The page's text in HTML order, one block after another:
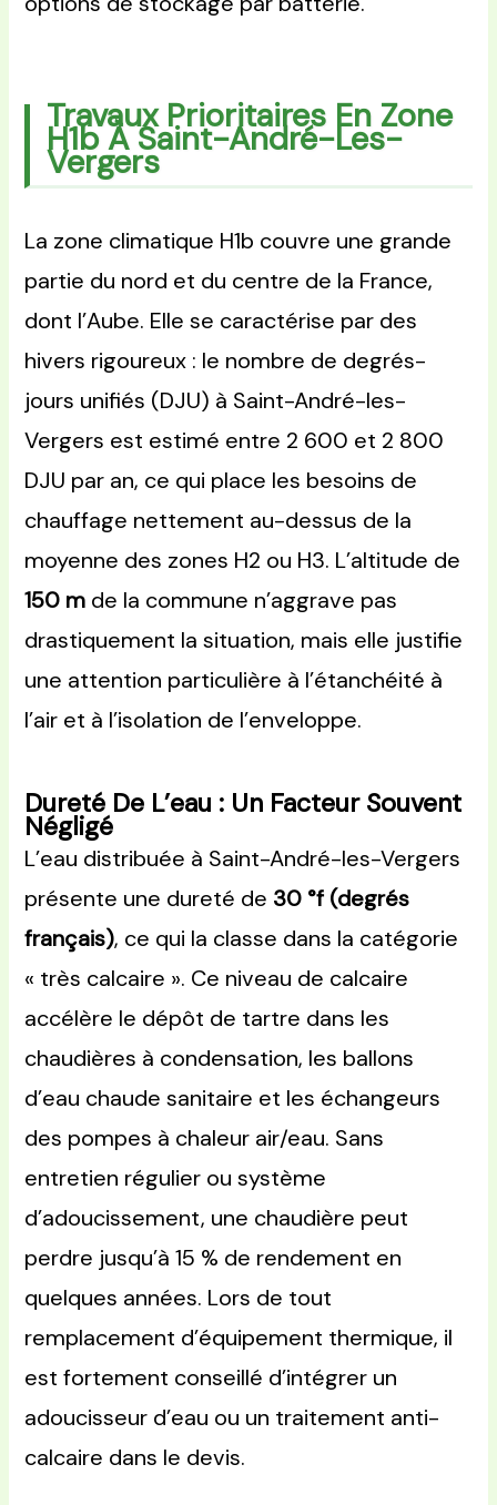
Travaux Prioritaires En Zone
H1b À Saint-André-Les-
Vergers
La zone climatique H1b couvre une grande
partie du nord et du centre de la France,
dont l’Aube. Elle se caractérise par des
hivers rigoureux : le nombre de degrés-
jours unifiés (DJU) à Saint-André-les-
Vergers est estimé entre 2 600 et 2 800
DJU par an, ce qui place les besoins de
chauffage nettement au-dessus de la
moyenne des zones H2 ou H3. L’altitude de
150 m de la commune n’aggrave pas
drastiquement la situation, mais elle justifie
une attention particulière à l’étanchéité à
l’air et à l’isolation de l’enveloppe.
Dureté De L’eau : Un Facteur Souvent
Négligé
L’eau distribuée à Saint-André-les-Vergers
présente une dureté de 30 °f (degrés
français), ce qui la classe dans la catégorie
« très calcaire ». Ce niveau de calcaire
accélère le dépôt de tartre dans les
chaudières à condensation, les ballons
d’eau chaude sanitaire et les échangeurs
des pompes à chaleur air/eau. Sans
entretien régulier ou système
d’adoucissement, une chaudière peut
perdre jusqu’à 15 % de rendement en
quelques années. Lors de tout
remplacement d’équipement thermique, il
est fortement conseillé d’intégrer un
adoucisseur d’eau ou un traitement anti-
calcaire dans le devis.